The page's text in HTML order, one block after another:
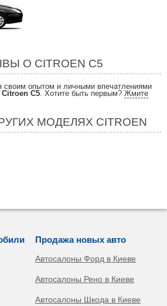
О CITROEN C5
своим опытом и личными впечатлениями
Citroen C5. Хотите быть первым? Жмите
МОДЕЛЯХ CITROEN
Продажа новых авто
Автосалоны Форд в Киеве
Автосалоны Рено в Киеве
Автосалоны Шкода в Киеве